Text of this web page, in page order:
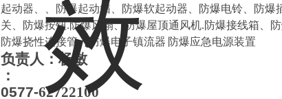
起动器、、防爆起动箱、防爆软起动器、防爆电铃、防
关、防爆按钮.防爆风扇、防爆屋顶通风机.防爆接线箱、
防爆挠性连接管、防爆电子镇流器 防爆应急电源装置
负责人：杨敏
：
0577-62722100